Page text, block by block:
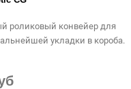
роликовый конвейер для
укладки в короба.